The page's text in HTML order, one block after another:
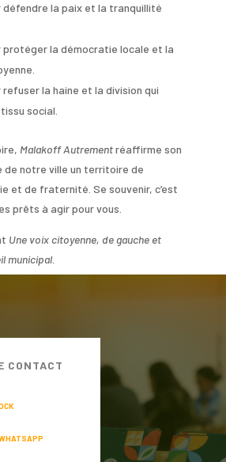
défendre la paix et la tranquillité
protéger la démocratie locale et la
refuser la haine et la division qui
social.
Malakoff Autrementréaffirme son
de notre ville un territoire de
et de fraternité. Se souvenir, c’est
prêts à agir pour vous.
Une voix citoyenne, de gauche et
municipal.
CONTACT